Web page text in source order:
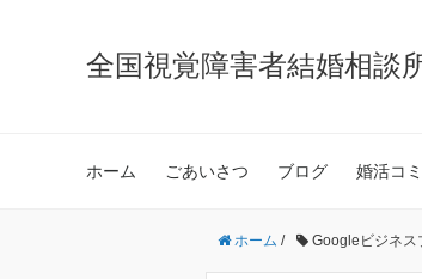
全国視覚障害者結婚相談
ホーム ごあいさつ ブログ 婚活コ
ホーム / Googleビジネス